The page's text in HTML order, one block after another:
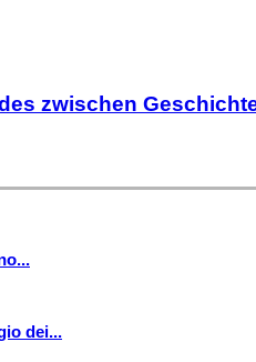
zwischen
dei...